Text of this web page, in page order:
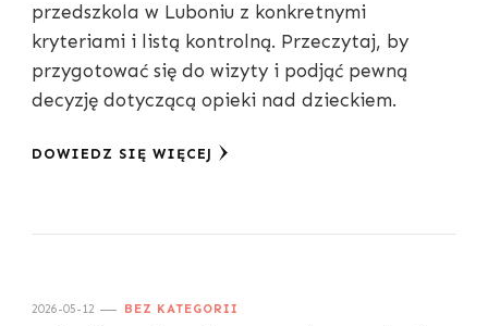
przedszkola w Luboniu z konkretnymi
kryteriami i listą kontrolną. Przeczytaj, by
przygotować się do wizyty i podjąć pewną
decyzję dotyczącą opieki nad dzieckiem.
DOWIEDZ SIĘ WIĘCEJ
2026-05-12 BEZ KATEGORII